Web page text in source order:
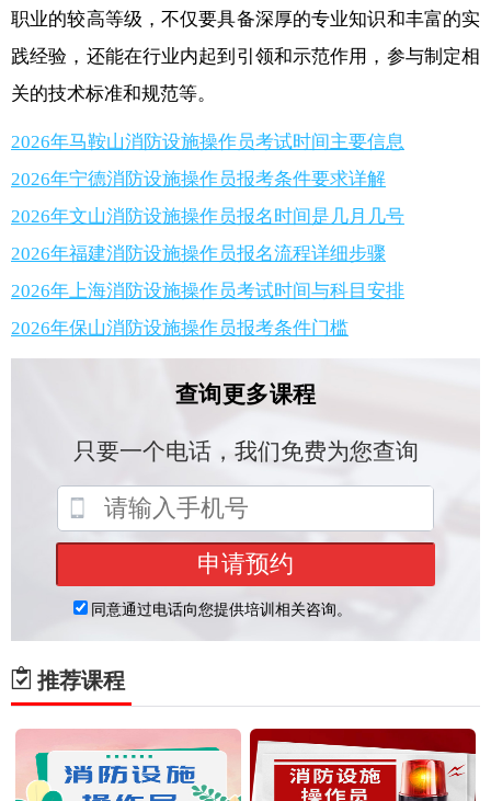
职业的较高等级，不仅要具备深厚的专业知识和丰富的实
践经验，还能在行业内起到引领和示范作用，参与制定相
关的技术标准和规范等。
2026年马鞍山消防设施操作员考试时间主要信息
2026年宁德消防设施操作员报考条件要求详解
2026年文山消防设施操作员报名时间是几月几号
2026年福建消防设施操作员报名流程详细步骤
2026年上海消防设施操作员考试时间与科目安排
2026年保山消防设施操作员报考条件门槛
推荐课程